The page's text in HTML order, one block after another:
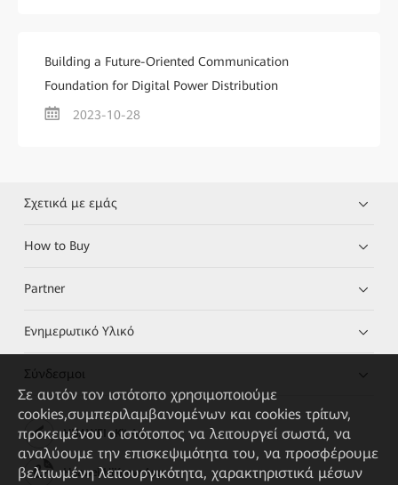
Building a Future-Oriented Communication
Foundation for Digital Power Distribution
2023-10-28
Σχετικά με εμάς
How to Buy
Partner
Ενημερωτικό Υλικό
Σύνδεσμοι
HUAWEI eKit App
Huawei HiKnow App
Σε αυτόν τον ιστότοπο χρησιμοποιούμε
cookies,συμπεριλαμβανομένων και cookies τρίτων,
προκειμένου ο ιστότοπος να λειτουργεί σωστά, να
αναλύουμε την επισκεψιμότητα του, να προσφέρουμε
βελτιωμένη λειτουργικότητα, χαρακτηριστικά μέσων